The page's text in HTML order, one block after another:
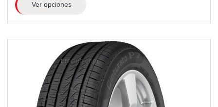
Ver opciones